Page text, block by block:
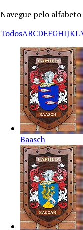
Navegue pelo
TodosABCDEFGHIJKL
Baasch